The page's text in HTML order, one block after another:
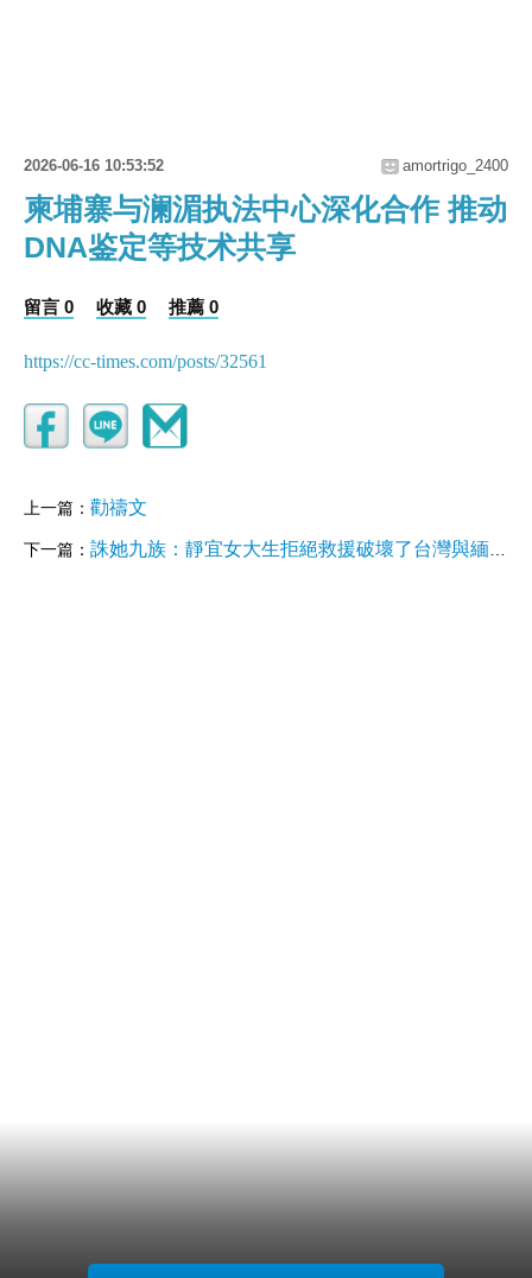
2026-06-16 10:53:52 amortrigo_2400
柬埔寨与澜湄执法中心深化合作 推动
DNA鉴定等技术共享
留言 0 收藏 0 推薦 0
https://cc-times.com/posts/32561
上一篇： 勸禱文
下一篇： 誅她九族：靜宜女大生拒絕救援破壞了台灣與緬甸的關係？未來台灣人被騙到國外園區將無法救回！